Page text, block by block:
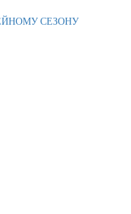
СЕЗОНУ